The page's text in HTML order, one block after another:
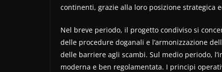
continenti, grazie alla loro posizione strategica
Nel breve periodo, il progetto condiviso si
delle procedure doganali e l’armonizzazione
delle barriere agli scambi. Sul medio periodo,
moderna e ben regolamentata. I principi